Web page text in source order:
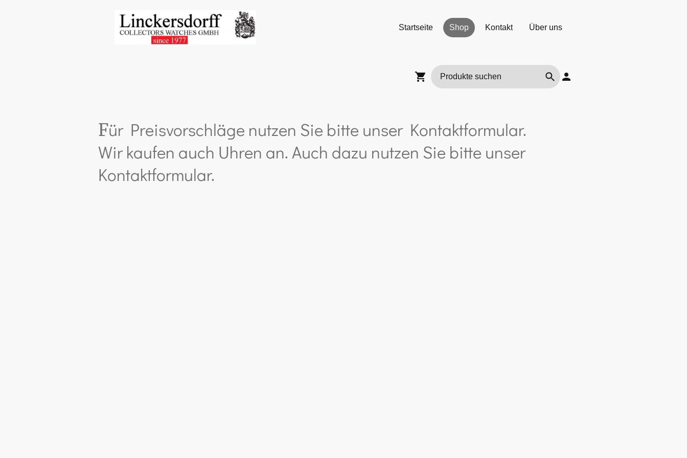
Startseite Shop Kontakt Über uns
Für Preisvorschläge nutzen Sie bitte unser Kontaktformular.
Wir kaufen auch Uhren an. Auch dazu nutzen Sie bitte unser
Kontaktformular.